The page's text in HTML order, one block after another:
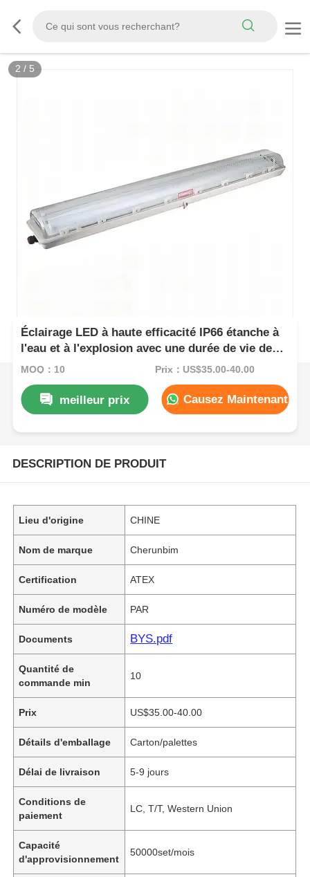
2 / 5
Éclairage LED à haute efficacité IP66 étanche à
l'eau et à l'explosion avec une durée de vie de
50000 heures et une conception résistante à la
MOQ：10 Prix：US$35.00-40.00
meilleur prix Causez Maintenant
DESCRIPTION DE PRODUIT
Lieu d'origine CHINE
Nom de marque Cherunbim
Certification ATEX
Numéro de modèle PAR
Documents BYS.pdf
Quantité de
commande min
10
Prix US$35.00-40.00
Détails d'emballage Carton/palettes
Délai de livraison 5-9 jours
Conditions de
paiement
LC, T/T, Western Union
Capacité
d'approvisionnement
50000set/mois